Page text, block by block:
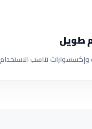
طويل
وإكسسوارات تناسب